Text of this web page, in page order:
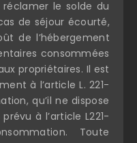
le solde du
de séjour écourté,
de l’hébergement
consommées
propriétaires. Il est
à l’article L. 221-
qu’il ne dispose
à l’article L221-
Toute